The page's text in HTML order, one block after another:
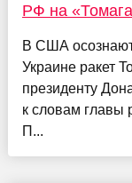
РФ на
В США
Украине ракет
президенту
к словам главы
П...